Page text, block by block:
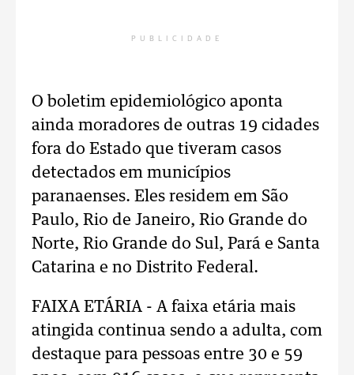
PUBLICIDADE
O boletim epidemiológico aponta
ainda moradores de outras 19 cidades
fora do Estado que tiveram casos
detectados em municípios
paranaenses. Eles residem em São
Paulo, Rio de Janeiro, Rio Grande do
Norte, Rio Grande do Sul, Pará e Santa
Catarina e no Distrito Federal.
FAIXA ETÁRIA - A faixa etária mais
atingida continua sendo a adulta, com
destaque para pessoas entre 30 e 59